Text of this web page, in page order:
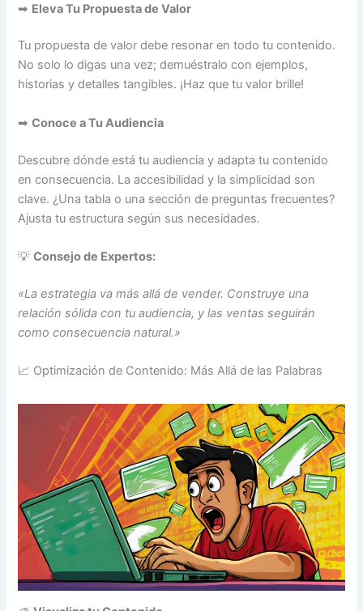
➡ Eleva Tu Propuesta de Valor
Tu propuesta de valor debe resonar en todo tu contenido.
No solo lo digas una vez; demuéstralo con ejemplos,
historias y detalles tangibles. ¡Haz que tu valor brille!
➡Conoce a Tu Audiencia
Descubre dónde está tu audiencia y adapta tu contenido
en consecuencia. La accesibilidad y la simplicidad son
clave. ¿Una tabla o una sección de preguntas frecuentes?
Ajusta tu estructura según sus necesidades.
💡Consejo de Expertos:
«La estrategia va más allá de vender. Construye una
relación sólida con tu audiencia, y las ventas seguirán
como consecuencia natural.»
📈 Optimización de Contenido: Más Allá de las Palabras